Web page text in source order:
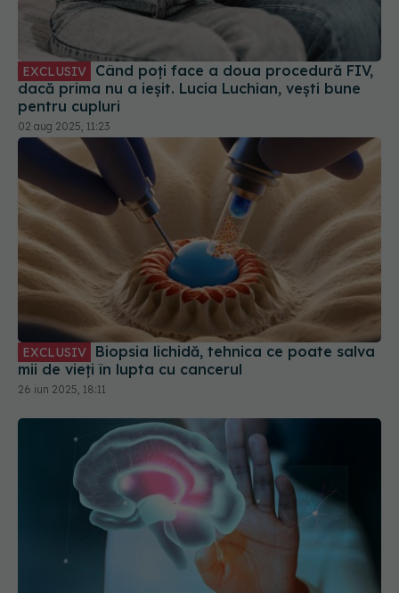
EXCLUSIV
dacă prima nu a ieșit. Lucia Luchian, vești bune
pentru cupluri
02 aug 2025, 11:23
EXCLUSIV
mii de vieți în lupta cu cancerul
26 iun 2025, 18:11